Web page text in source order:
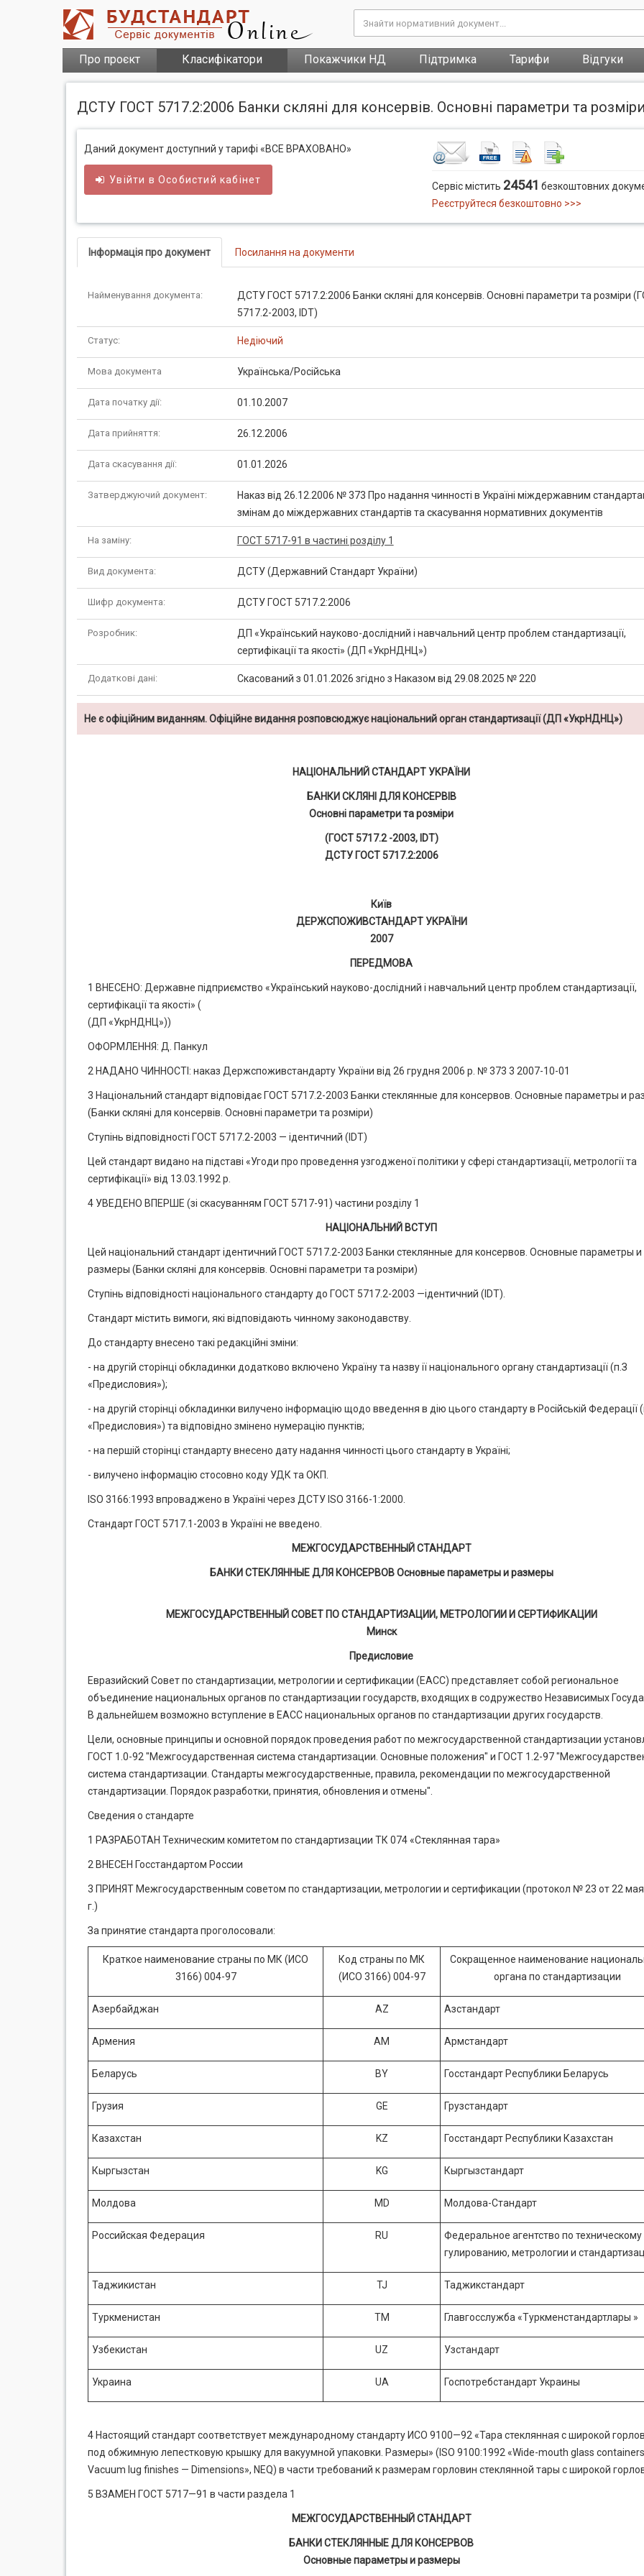
Про проєкт Класифікатори Покажчики НД Підтримка Тарифи Відгуки
ДСТУ ГОСТ 5717.2:2006 Банки скляні для консервів. Основні параметри та
Даний документ доступний у тарифі «ВСЕ ВРАХОВАНО»
Увійти вОсобистий кабінет
Сервіс містить 24541 безкоштовних
Реєструйтеся безкоштовно >>>
Інформація про документ Посилання на документи
Найменування документа:
ДСТУ ГОСТ 5717.2:2006 Банки скляні для консервів. Основні параметри та розміри
5717.2-2003, IDT)
Статус: Недіючий
Мова документа Українська/Російська
Дата початку дії: 01.10.2007
Дата прийняття: 26.12.2006
Дата скасування дії: 01.01.2026
Затверджуючий документ:
Наказ від 26.12.2006 № 373 Про надання чинності в Україні міждержавним
змінам до міждержавних стандартів та скасування нормативних документів
На заміну: ГОСТ 5717-91 в частині розділу 1
Вид документа: ДСТУ (Державний Стандарт України)
Шифр документа: ДСТУ ГОСТ 5717.2:2006
Розробник:
ДП «Український науково-дослідний і навчальний центр проблем стандартизації,
сертифікації та якості» (ДП «УкрНДНЦ»)
Додаткові дані: Скасований з 01.01.2026 згідно з Наказом від 29.08.2025 № 220
Не є офіційним виданням. Офіційне видання розповсюджує національний орган стандартизації (ДП «УкрНДНЦ»)
НАЦІОНАЛЬНИЙ СТАНДАРТ УКРАЇНИ
БАНКИ СКЛЯНІ ДЛЯ КОНСЕРВІВ
Основні параметри та розміри
(ГОСТ 5717.2 -2003, IDT)
ДСТУ ГОСТ 5717.2:2006
Київ
ДЕРЖСПОЖИВСТАНДАРТ УКРАЇНИ
2007
ПЕРЕДМОВА
1 ВНЕСЕНО: Державне підприємство «Український науково-дослідний і навчальний центр проблем стандартизації,
сертифікації та якості» (
(ДП «УкрНДНЦ»))
ОФОРМЛЕННЯ: Д. Панкул
2 НАДАНО ЧИННОСТІ: наказ Держспоживстандарту України від 26 грудня 2006 р. № 373 3 2007-10-01
3 Національний стандарт відповідає ГОСТ 5717.2-2003 Банки стеклянные для консервов. Основные параметры и
(Банки скляні для консервів. Основні параметри та розміри)
Ступінь відповідності ГОСТ 5717.2-2003 — ідентичний (IDТ)
Цей стандарт видано на підставі «Угоди про проведення узгодженої політики у сфері стандар­тизації, метрології та
сертифікації» від 13.03.1992 р.
4 УВЕДЕНО ВПЕРШЕ (зі скасуванням ГОСТ 5717-91) частини розділу 1
НАЦІОНАЛЬНИЙ ВСТУП
Цей національний стандарт ідентичний ГОСТ 5717.2-2003 Банки стеклянные для консервов. Основные параметры и
размеры (Банки скляні для консервів. Основні параметри та розміри)
Ступінь відповідності національного стандарту до ГОСТ 5717.2-2003 —ідентичний (IDT).
Стандарт містить вимоги, які відповідають чинному законодавству.
До стандарту внесено такі редакційні зміни:
- на другій сторінці обкладинки додатково включено Україну та назву ії національного органу стандартизації (п.З
«Предисловия»);
- на другій сторінці обкладинки вилучено інформацію щодо введення в дію цього стан­дарту в Російській Федерації
«Предисловия») та відповідно змінено нумерацію пунктів;
- на першій сторінці стандарту внесено дату надання чинності цього стандарту в Україні;
- вилучено інформацію стосовно коду УДК та ОКП.
ISO 3166:1993 впроваджено в Україні через ДСТУ ISO 3166-1:2000.
Стандарт ГОСТ 5717.1-2003 в Україні не введено.
МЕЖГОСУДАРСТВЕННЫЙ СТАНДАРТ
БАНКИ СТЕКЛЯННЫЕ ДЛЯ КОНСЕРВОВ Основные параметры и размеры
МЕЖГОСУДАРСТВЕННЫЙ СОВЕТ ПО СТАНДАРТИЗАЦИИ, МЕТРОЛОГИИ И СЕРТИФИКАЦИИ
Минск
Предисловие
Евразийский Совет по стандартизации, метрологии и сертификации (ЕАСС) представляет со­бой региональное
объединение национальных органов по стандартизации государств, входящих в содружество Независимых
В дальнейшем возможно вступление в ЕАСС национальных органов по стандартизации других государств.
Цели, основные принципы и основной порядок проведения работ по межгосударственной стандартизации
ГОСТ 1.0-92 "Межгосударственная система стандартизации. Основные положения" и ГОСТ 1.2-97
система стандартизации. Стандарты межгосударст­венные, правила, рекомендации по межгосударственной
стандартизации. Порядок разработки, при­нятия, обновления и отмены".
Сведения о стандарте
1 РАЗРАБОТАН Техническим комитетом по стандартизации ТК 074 «Стеклянная тара»
2 ВНЕСЕН Госстандартом России
3 ПРИНЯТ Межгосударственным советом по стандартизации, метрологии и сертифика­ции (протокол № 23 от 22
г.)
За принятие стандарта проголосовали:
Краткое наименование страны по МК (ИСО
3166) 004-97
Код страны по МК
(ИСО 3166) 004-97
Сокращенное наименование
органа по стандартизации
Азербайджан AZ Азстандарт
Армения AM Армстандарт
Беларусь BY Госстандарт Республики Беларусь
Грузия GE Грузстандарт
Казахстан KZ Госстандарт Республики Казахстан
Кыргызстан KG Кыргызстандарт
Молдова MD Молдова-Стандарт
Российская Федерация RU
Федеральное агентство по
гулированию, метрологии и
Таджикистан TJ Таджикстандарт
Туркменистан TM Главгосслужба «Туркменстандартлары »
Узбекистан UZ Узстандарт
Украина UA Госпотребстандарт Украины
4 Настоящий стандарт соответствует международному стандарту ИСО 9100—92 «Тара стеклянная с широкой
под обжимную лепестковую крышку для вакуумной упаковки. Размеры» (ISO 9100:1992 «Wide-mouth glass
Vacuum lug finishes — Dimensions», NEQ) в части требований к размерам горловин стеклянной тары с широкой
5 ВЗАМЕН ГОСТ 5717—91 в части раздела 1
МЕЖГОСУДАРСТВЕННЫЙ СТАНДАРТ
БАНКИ СТЕКЛЯННЫЕ ДЛЯ КОНСЕРВОВ
Основные параметры и размеры